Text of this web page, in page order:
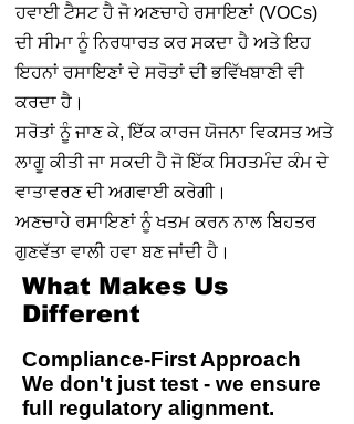
ਹਵਾਈ ਟੈਸਟ ਹੈ ਜੋ ਅਣਚਾਹੇ ਰਸਾਇਣਾਂ (VOCs)
ਦੀ ਸੀਮਾ ਨੂੰ ਨਿਰਧਾਰਤ ਕਰ ਸਕਦਾ ਹੈ ਅਤੇ ਇਹ
ਇਹਨਾਂ ਰਸਾਇਣਾਂ ਦੇ ਸਰੋਤਾਂ ਦੀ ਭਵਿੱਖਬਾਣੀ ਵੀ
ਕਰਦਾ ਹੈ।
ਸਰੋਤਾਂ ਨੂੰ ਜਾਣ ਕੇ, ਇੱਕ ਕਾਰਜ ਯੋਜਨਾ ਵਿਕਸਤ ਅਤੇ
ਲਾਗੂ ਕੀਤੀ ਜਾ ਸਕਦੀ ਹੈ ਜੋ ਇੱਕ ਸਿਹਤਮੰਦ ਕੰਮ ਦੇ
ਵਾਤਾਵਰਣ ਦੀ ਅਗਵਾਈ ਕਰੇਗੀ।
ਅਣਚਾਹੇ ਰਸਾਇਣਾਂ ਨੂੰ ਖਤਮ ਕਰਨ ਨਾਲ ਬਿਹਤਰ
ਗੁਣਵੱਤਾ ਵਾਲੀ ਹਵਾ ਬਣ ਜਾਂਦੀ ਹੈ।
What Makes Us
Different
Compliance-First Approach
We don't just test - we ensure
full regulatory alignment.